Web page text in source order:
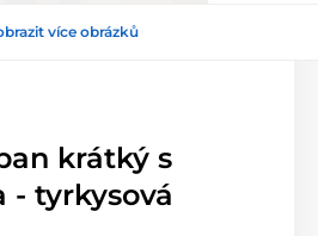
více obrázků
krátký s
- tyrkysová